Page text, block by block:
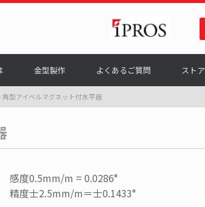
金型製作 よくあるご質問 ストア
角型アイベルマグネット付水平器
感度0.5mm/m = 0.0286°
精度士2.5mm/m＝士0.1433°